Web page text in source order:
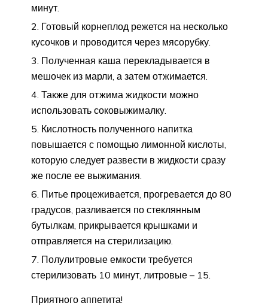
минут.
Готовый корнеплод режется на несколько
кусочков и проводится через мясорубку.
Полученная каша перекладывается в
мешочек из марли, а затем отжимается.
Также для отжима жидкости можно
использовать соковыжималку.
Кислотность полученного напитка
повышается с помощью лимонной кислоты,
которую следует развести в жидкости сразу
же после ее выжимания.
Питье процеживается, прогревается до 80
градусов, разливается по стеклянным
бутылкам, прикрывается крышками и
отправляется на стерилизацию.
Полулитровые емкости требуется
стерилизовать 10 минут, литровые – 15.
Приятного аппетита!